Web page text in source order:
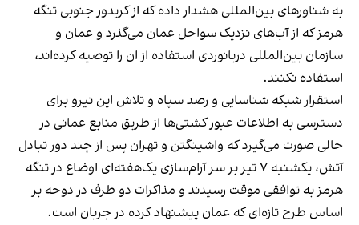
به شناورهای بین‌المللی هشدار داده که از کریدور جنوبی تنگه
هرمز که از آب‌های نزدیک سواحل عمان می‌گذرد و عمان و
سازمان بین‌المللی دریانوردی استفاده از ان را توصیه کرده‌اند،
استفاده نکنند.
استقرار شبکه شناسایی و رصد سپاه و تلاش این نیرو برای
دسترسی به اطلاعات عبور کشتی‌ها از طریق منابع عمانی در
حالی صورت می‌گیرد که واشینگتن و تهران پس از چند دور تبادل
آتش، یکشنبه ۷ تیر بر سر آرام‌سازی یک‌هفته‌ای اوضاع در تنگه
هرمز به توافقی موقت رسیدند و مذاکرات دو طرف در دوحه بر
اساس طرح تازه‌ای که عمان پیشنهاد کرده در جریان است.